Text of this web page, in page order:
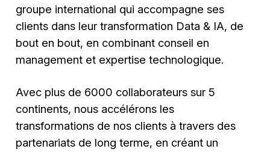
groupe international qui accompagne ses
clients dans leur transformation Data & IA, de
bout en bout, en combinant conseil en
management et expertise technologique.
Avec plus de 6000 collaborateurs sur 5
continents, nous accélérons les
transformations de nos clients à travers des
partenariats de long terme, en créant un